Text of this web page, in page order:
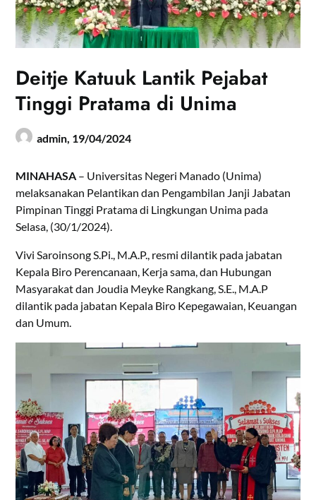
Deitje Katuuk Lantik Pejabat
Tinggi Pratama di Unima
admin, 19/04/2024
MINAHASA – Universitas Negeri Manado (Unima)
melaksanakan Pelantikan dan Pengambilan Janji Jabatan
Pimpinan Tinggi Pratama di Lingkungan Unima pada
Selasa, (30/1/2024).
Vivi Saroinsong S.Pi., M.A.P., resmi dilantik pada jabatan
Kepala Biro Perencanaan, Kerja sama, dan Hubungan
Masyarakat dan Joudia Meyke Rangkang, S.E., M.A.P
dilantik pada jabatan Kepala Biro Kepegawaian, Keuangan
dan Umum.